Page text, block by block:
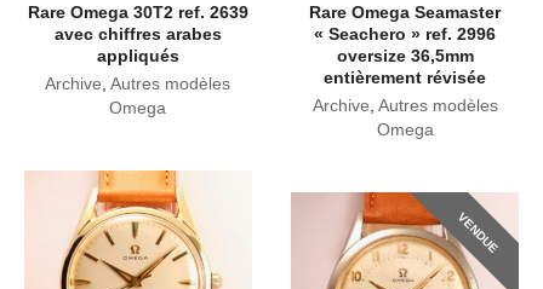
Rare Omega 30T2 ref. 2639
avec chiffres arabes
appliqués
Archive ,Autres modèles
Omega
Rare Omega Seamaster
« Seachero » ref. 2996
oversize 36,5mm
entièrement révisée
Archive Autres modèles
Omega
VENDUE